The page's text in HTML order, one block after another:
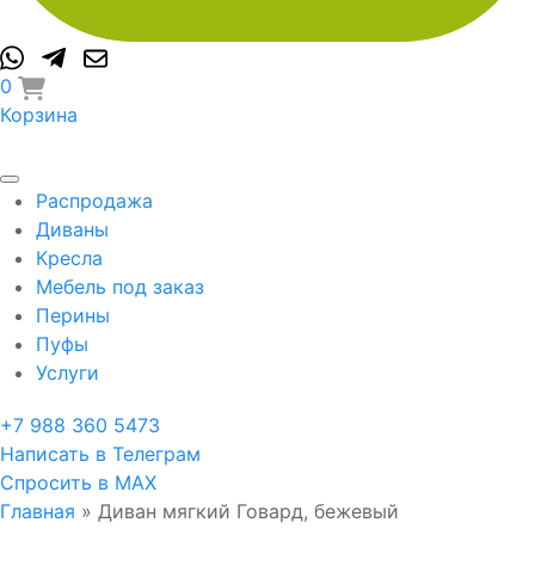
0
Корзина
Распродажа
Диваны
Кресла
Мебель под заказ
Перины
Пуфы
Услуги
+7 988 360 5473
Написать в Телеграм
Спросить в MAX
Главная » Диван мягкий Говард, бежевый